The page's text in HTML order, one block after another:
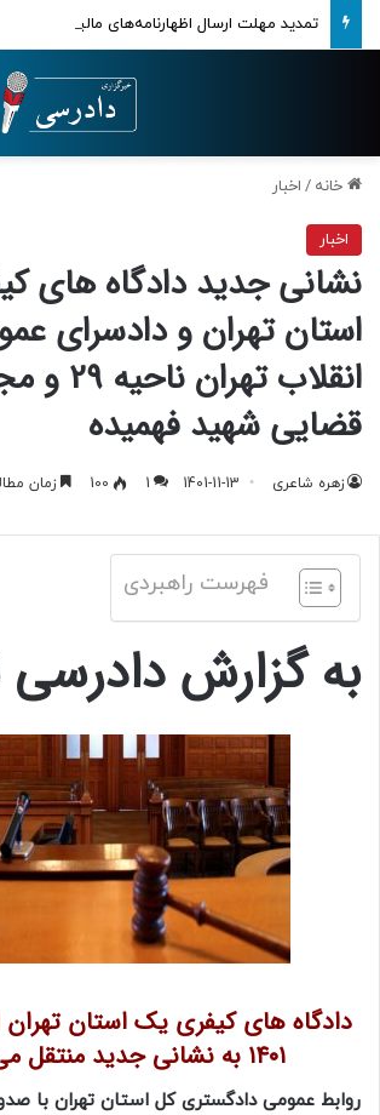
تمدید مهلت ارسال اظهارنامه‌های مالیاتی تا پایان
خانه / اخبار
اخبار
نشانی جدید دادگاه های
استان تهران و دادسرای
انقلاب
قضایی شهید فهمیده
زهره شاعری 1401-11-13
1
100 زمان
فهرست راهبردی
به گزارش
۱۴۰۱ به نشانی جدید منتقل می‌شوند.
روابط عمومی دادگستری کل استان تهران با